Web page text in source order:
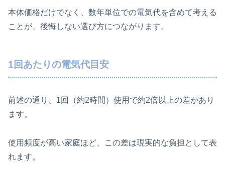
本体価格だけでなく、数年単位での電気代を含めて考える
ことが、後悔しない選び方につながります。
1回あたりの電気代目安
前述の通り、1回（約2時間）使用で約2倍以上の差があり
ます。
使用頻度が高い家庭ほど、この差は現実的な負担として表
れます。